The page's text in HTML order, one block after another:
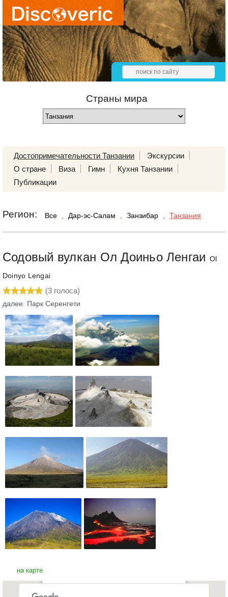
Страны мира
Достопримечательности Танзании
Экскурсии
О стране
Виза Гимн
Кухня Танзании
Публикации
Регион: Все Дар-эс-Салам Занзибар Танзания
Содовый вулкан Ол Доиньо Ленгаи Ol
Doinyo Lengai
(3 голоса)
далее: Парк Серенгети
на карте